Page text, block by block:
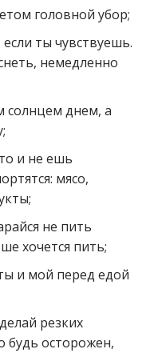
головной убор;
ты чувствуешь.
немедленно
солнцем днем, а
и не ешь
мясо,
не пить
хочется пить;
и мой перед едой
резких
будь осторожен,